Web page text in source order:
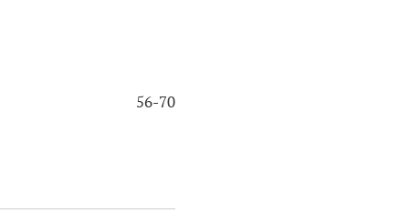
56-70